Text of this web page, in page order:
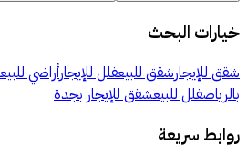
خيارات البحث
شقق للإيجارشقق للبيعفلل للإيجارأراضي للبيع
بالرياضفلل للبيعشقق للإيجار بجدة
روابط سريعة